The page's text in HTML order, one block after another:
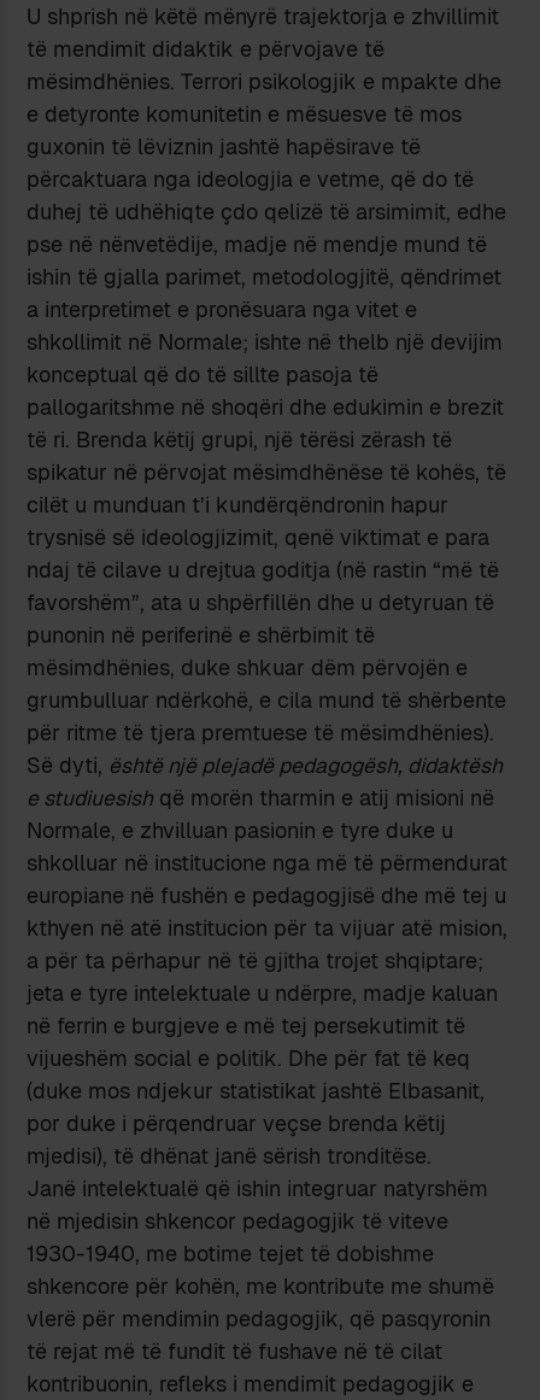
U shprish në këtë mënyrë trajektorja e zhvillimit
të mendimit didaktik e përvojave të
mësimdhënies. Terrori psikologjik e mpakte dhe
e detyronte komunitetin e mësuesve të mos
guxonin të lëviznin jashtë hapësirave të
përcaktuara nga ideologjia e vetme, që do të
duhej të udhëhiqte çdo qelizë të arsimimit, edhe
pse në nënvetëdije, madje në mendje mund të
ishin të gjalla parimet, metodologjitë, qëndrimet
a interpretimet e pronësuara nga vitet e
shkollimit në Normale; ishte në thelb një devijim
konceptual që do të sillte pasoja të
pallogaritshme në shoqëri dhe edukimin e brezit
të ri. Brenda këtij grupi, një tërësi zërash të
spikatur në përvojat mësimdhënëse të kohës, të
cilët u munduan t’i kundërqëndronin hapur
trysnisë së ideologjizimit, qenë viktimat e para
ndaj të cilave u drejtua goditja (në rastin “më të
favorshëm”, ata u shpërfillën dhe u detyruan të
punonin në periferinë e shërbimit të
mësimdhënies, duke shkuar dëm përvojën e
grumbulluar ndërkohë, e cila mund të shërbente
për ritme të tjera premtuese të mësimdhënies).
Së dyti, është një plejadë pedagogësh, didaktësh
e studiuesish që morën tharmin e atij misioni në
Normale, e zhvilluan pasionin e tyre duke u
shkolluar në institucione nga më të përmendurat
europiane në fushën e pedagogjisë dhe më tej u
kthyen në atë institucion për ta vijuar atë mision,
a për ta përhapur në të gjitha trojet shqiptare;
jeta e tyre intelektuale u ndërpre, madje kaluan
në ferrin e burgjeve e më tej persekutimit të
vijueshëm social e politik. Dhe për fat të keq
(duke mos ndjekur statistikat jashtë Elbasanit,
por duke i përqendruar veçse brenda këtij
mjedisi), të dhënat janë sërish tronditëse.
Janë intelektualë që ishin integruar natyrshëm
në mjedisin shkencor pedagogjik të viteve
1930-1940, me botime tejet të dobishme
shkencore për kohën, me kontribute me shumë
vlerë për mendimin pedagogjik, që pasqyronin
të rejat më të fundit të fushave në të cilat
kontribuonin, refleks i mendimit pedagogjik e